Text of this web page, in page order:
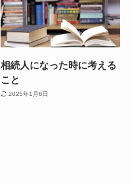
相続人になった時に考える
こと
2025年1月6日